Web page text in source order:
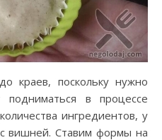
краев, поскольку нужно
в процессе
ингредиентов, у
вишней. Ставим формы на